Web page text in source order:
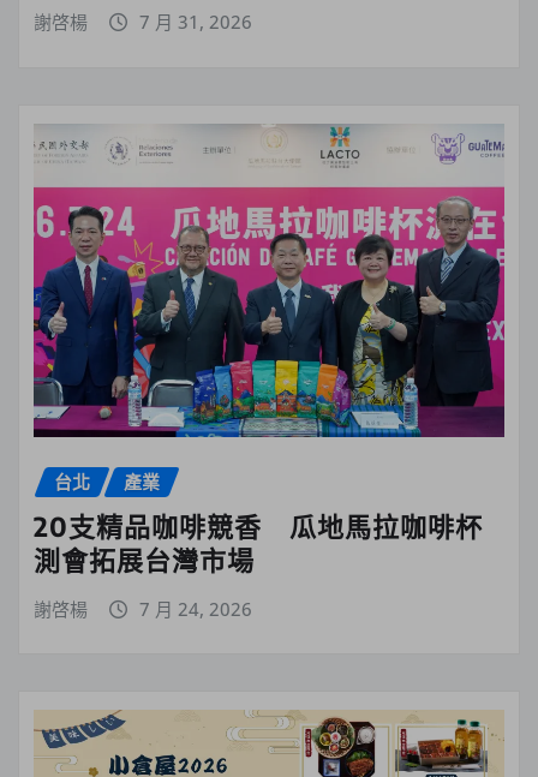
謝啓楊 7 月 31, 2026
台北 產業
20支精品咖啡競香 瓜地馬拉咖啡杯
測會拓展台灣市場
謝啓楊 7 月 24, 2026